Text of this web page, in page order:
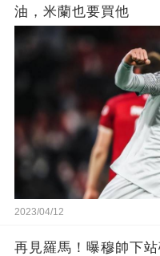
油，米蘭也要買他
2023/04/12
再見羅馬！曝穆帥下